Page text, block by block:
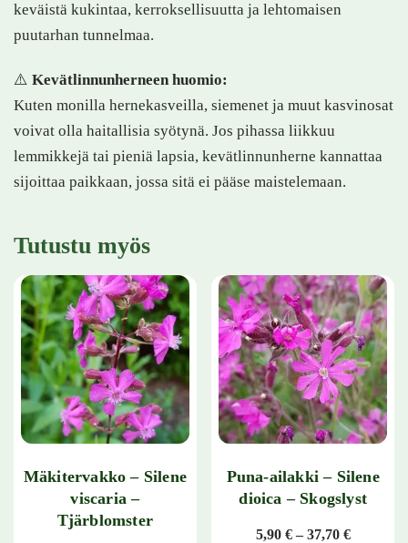
keväistä kukintaa, kerroksellisuutta ja lehtomaisen
puutarhan tunnelmaa.
⚠️ Kevätlinnunherneen huomio:
Kuten monilla hernekasveilla, siemenet ja muut kasvinosat
voivat olla haitallisia syötynä. Jos pihassa liikkuu
lemmikkejä tai pieniä lapsia, kevätlinnunherne kannattaa
sijoittaa paikkaan, jossa sitä ei pääse maistelemaan.
Tutustu myös
Mäkitervakko – Silene
viscaria –
Tjärblomster
Puna-ailakki – Silene
dioica – Skogslyst
5,90 € – 37,70 €